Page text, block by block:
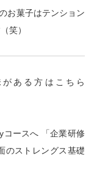
お菓子はテンション
笑）
ある方はこちら
コースへ 「企業研修
のストレングス基礎